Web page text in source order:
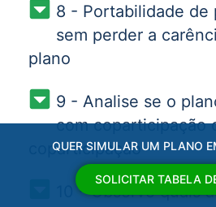
8 - Portabilidade de
sem perder a
plano
9 - Analise se o
com coparticipação
coparticipação
10 - Observe quais
QUER SIMULAR UM PLANO
SOLICITAR TABELA